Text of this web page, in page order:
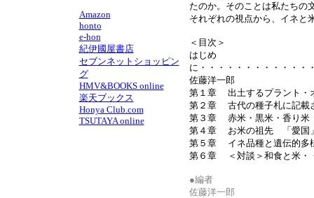
Amazon
honto
e-hon
紀伊國屋書店
セブンネットショッピン
グ
HMV&BOOKS online
楽天ブックス
Honya Club.com
TSUTAYA online
たのか。そのことは私たち
それぞれの視点から、イネと
＜目次＞
はじめ
に・・・・・・・・・・・・
佐藤洋一郎
第１章 出土するプラント・
第２章 古代の種子札に記載
第３章 赤米・黒米・香り米
第４章 お米の祖先 「愛国」
第５章 イネ品種と遺伝的多
第６章 ＜対談＞和食と米・
●編者
佐藤洋一郎